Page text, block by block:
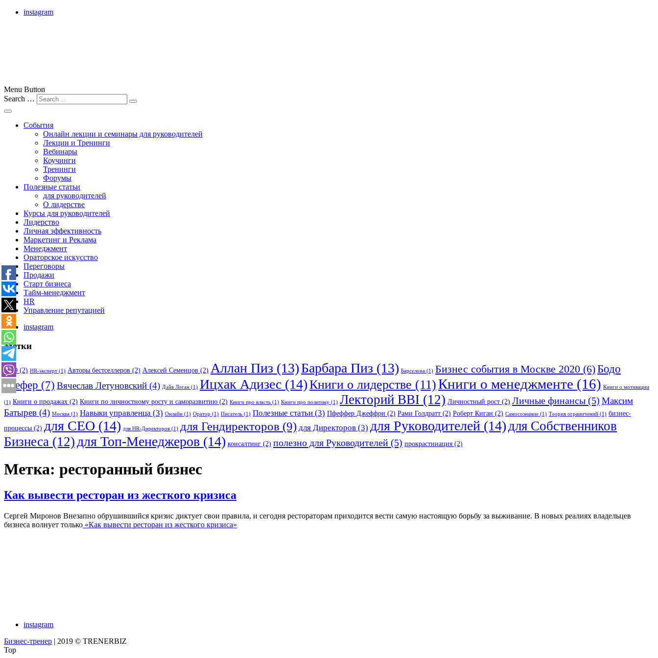
instagram
Бизнес-тренер
лучшие бизнес-тренеры Москвы, России и всего мира
Menu Button
Search …
События
Онлайн лекции и семинары для руководителей
Лекции и Тренинги
Вебинары
Коучинги
Тренинги
Форумы
Полезные статьи
для руководителей
О лидерстве
Курсы для руководителей
Лидерство
Личная эффективность
Маркетинг и Реклама
Менеджмент
Ораторское искусство
Переговоры
Продажи
Старт бизнеса
Тайм-менеджмент
HR
Управление репутацией
instagram
Метки
2019 (2) HR-эксперт (1) Авторы бестселлеров (2) Алексей Семенцов (2) Аллан Пиз (13)Барбара Пиз (13) Барселона (1) Бизнес события в Москве 2020 (6)Бодо
Шефер (7) Вячеслав Летуновский (4) Дэйв Логан (1) Ицхак Адизес (14)Книги о лидерстве (11)Книги о менеджменте (16) Книги о мотивации
(1) Книги о продажах (2) Книги по личностному росту и саморазвитию (2) Книги про власть (1) Книги про политику (1) Лекторий BBI (12) Личностный рост (2) Личные финансы (5) Максим
Батырев (4) Москва (1) Навыки управленца (3) Онлайн (1) Оратор (1) Писатель (1) Полезные статьи (3) Пфеффер Джеффри (2) Рами Голдратт (2) Роберт Киган (2) Самосознание (1) Теория ограничений (1) бизнес-
процессы (2) для CEO (14) для HR-Директоров (1) для Гендиректоров (9) для Директоров (3) для Руководителей (14)для Собственников
Бизнеса (12)для Топ-Менеджеров (14) консалтинг (2) полезно для Руководителей (5) прокрастинация (2)
Метка: ресторанный бизнес
Как вывести ресторан из жесткого кризиса
Сергей Миронов Внезапно обрушившийся кризис диктует свои правила, и сегодня рестораторам приходится вести самую настоящую борьбу за выживание. В новых реалиях владельцев
бизнеса волнует только «Как вывести ресторан из жесткого кризиса»
instagram
Бизнес-тренер | 2019 © TRENERBIZ
Top